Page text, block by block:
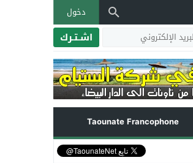
دخول
اشـتـرك
Taounate Francophone